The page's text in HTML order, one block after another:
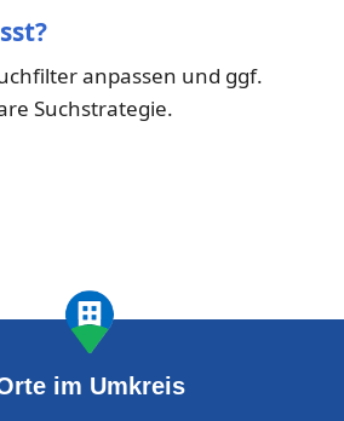
anpassen und ggf.
Suchstrategie.
im Umkreis